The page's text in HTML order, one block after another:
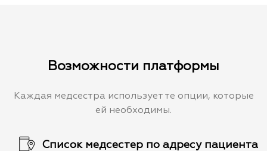
Возможности платформы
Каждая медсестра использует те опции, которые
ей необходимы.
Список медсестер по адресу пациента